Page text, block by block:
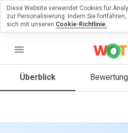
menu
Überblick
zu
Sie diese
Diese Website verwendet Cookies für
zur Personalisierung. Indem Sie fortfahren,
sich mit unseren Cookie-Richtlinie.